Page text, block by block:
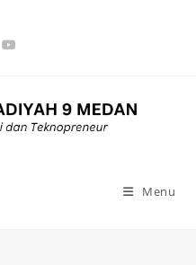
Menu